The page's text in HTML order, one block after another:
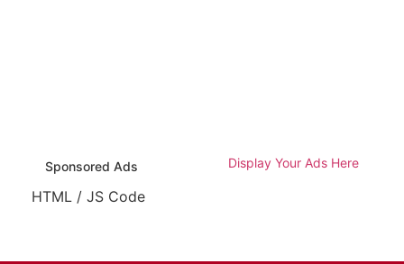
Sponsored Ads Display Your Ads Here
HTML / JS Code